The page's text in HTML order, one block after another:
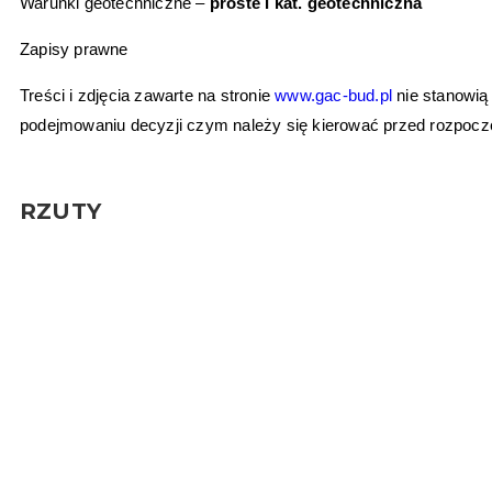
Zapisy prawne
Treści i zdjęcia zawarte na stroniewww.gac-bud.pl nie
podejmowaniu decyzji czym należy się kierować przed
RZUTY